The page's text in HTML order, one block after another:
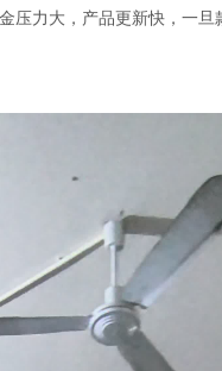
力大，产品更新快，一旦